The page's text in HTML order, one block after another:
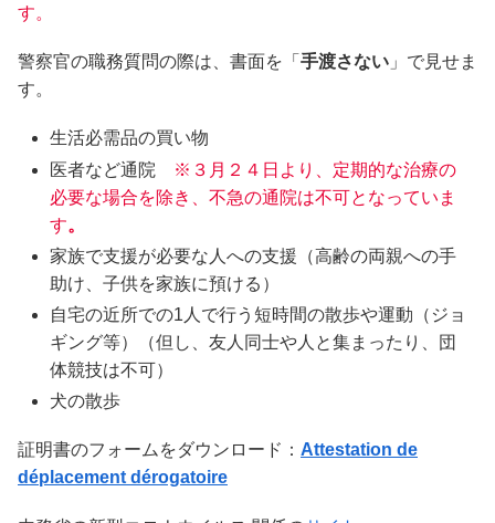
す。
警察官の職務質問の際は、書面を「 手渡さない 」で見せま
す。
生活必需品の買い物
医者など通院
※３月２４日より、定期的な治療の
必要な場合を除き、不急の通院は不可となっていま
す。
家族で支援が必要な人への支援（高齢の両親への手
助け、子供を家族に預ける）
自宅の近所での1人で行う短時間の散歩や運動（ジョ
ギング等）（但し、友人同士や人と集まったり、団
体競技は不可）
犬の散歩
証明書のフォームをダウンロード： Attestation de
déplacement dérogatoire